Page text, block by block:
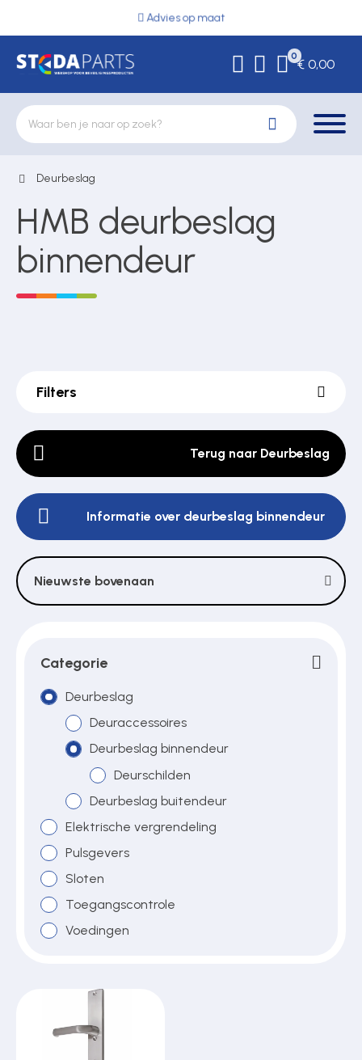
Advies op maat
0
€ 0,00
Deurbeslag
Elektrische vergrendeling
Hekwerkonderdelen
Pulsgevers
Sloten
Toegangscontrole
Toegangsverlening
Voedingen
Contact
Deurbeslag
HMB deurbeslag
binnendeur
Filters
Terug naar Deurbeslag
Informatie over deurbeslag binnendeur
Nieuwste bovenaan
Categorie
Deurbeslag
Deuraccessoires
Deurbeslag binnendeur
Deurschilden
Deurbeslag buitendeur
Elektrische vergrendeling
Pulsgevers
Sloten
Toegangscontrole
Voedingen